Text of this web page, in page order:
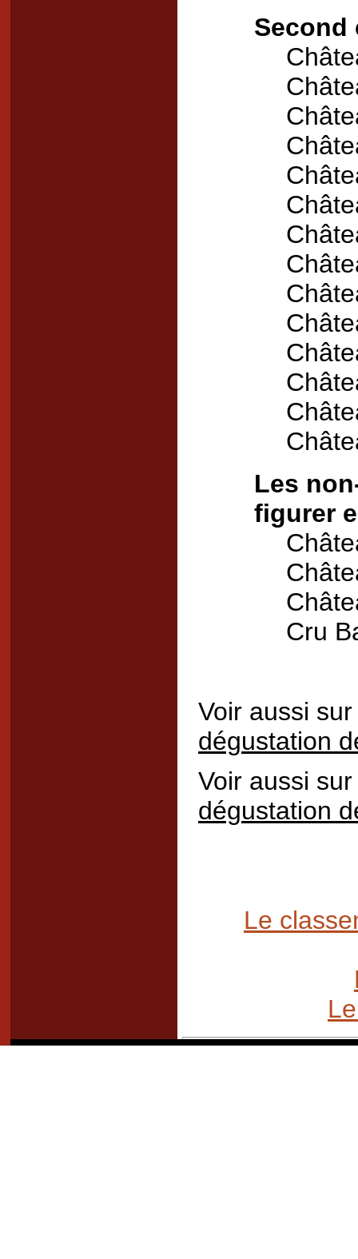
Second
Les
figurer
Cru
Voir aussi
dégustation
Voir aussi
dégustation
Le